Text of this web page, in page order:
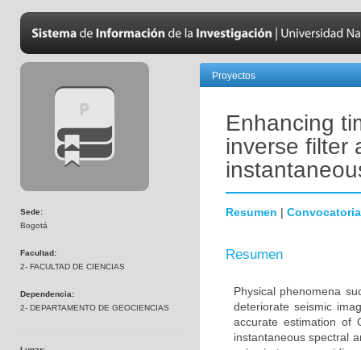
Sede:
Bogotá
Facultad:
2- FACULTAD DE CIENCIAS
Dependencia:
2- DEPARTAMENTO DE GEOCIENCIAS
Proyectos
Enhancing
inverse filter
Resumen | Convocatoria
Resumen
Physical phenomena
deteriorate seismic
accurate estimation of
instantaneous spectral